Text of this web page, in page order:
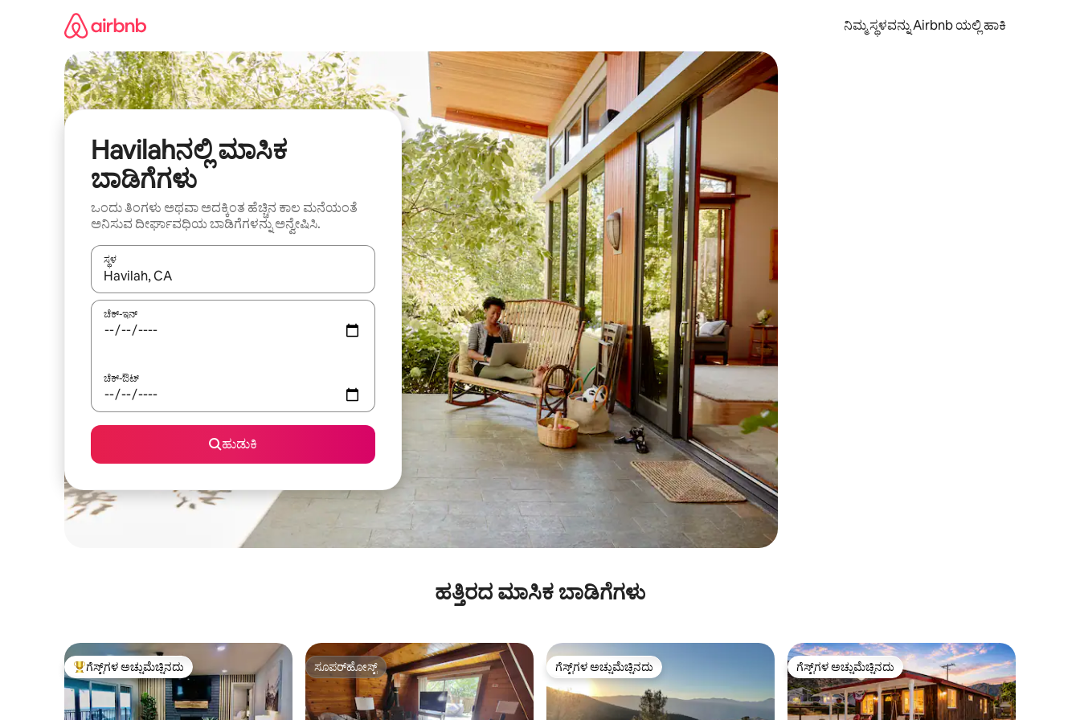
ನಿಮ್ಮ ಸ್ಥಳವನ್ನು Airbnb ಯಲ್ಲಿ ಹಾಕಿ
Havilahನಲ್ಲಿ ಮಾಸಿಕ
ಬಾಡಿಗೆಗಳು
ಒಂದು ತಿಂಗಳು ಅಥವಾ ಅದಕ್ಕಿಂತ ಹೆಚ್ಚಿನ ಕಾಲ ಮನೆಯಂತೆ
ಅನಿಸುವ ದೀರ್ಘಾವಧಿಯ ಬಾಡಿಗೆಗಳನ್ನು ಅನ್ವೇಷಿಸಿ.
ಸ್ಥಳ
ಫಲಿತಾಂಶಗಳು ಲಭ್ಯವಿರುವಾಗ, ಅಪ್ ಮತ್ತು ಡೌನ್ ಬಾಣದ ಕೀಲಿಗಳೊಂದಿಗೆ ನ್ಯಾವಿಗೇಟ್ ಮಾಡಿ ಅಥವಾ ಸ್ಪರ್ಶ ಅಥವಾ ಸ್ವೈಪ್ ಗೆಸ್ಚರ್‌ಗಳ ಮೂಲಕ ಅನ್ವೇಷಿಸಿ.
ಚೆಕ್-ಇನ್
ಚೆಕ್-ಔಟ್
ಹುಡುಕಿ
ಹತ್ತಿರದ ಮಾಸಿಕ ಬಾಡಿಗೆಗಳು
ಗೆಸ್ಟ್‌ಗಳಿಗೆ ಅತಿ ಹೆಚ್ಚು ಅಚ್ಚುಮೆಚ್ಚಿನದು
ಗೆಸ್ಟ್‌ಗಳ ಅಚ್ಚುಮೆಚ್ಚಿನದು ಸೂಪರ್‌ಹೋಸ್ಟ್
ಸೂಪರ್‌ಹೋಸ್ಟ್ ಗೆಸ್ಟ್‌ಗಳ ಅಚ್ಚುಮೆಚ್ಚಿನದು
ಗೆಸ್ಟ್‌ಗಳ ಅಚ್ಚುಮೆಚ್ಚಿನದು ಗೆಸ್ಟ್‌ಗಳ ಅಚ್ಚುಮೆಚ್ಚಿನದು
ಗೆಸ್ಟ್‌ಗಳ ಅಚ್ಚುಮೆಚ್ಚಿನದು